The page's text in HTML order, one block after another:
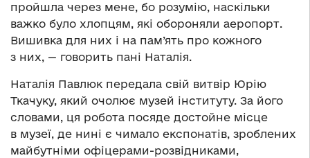
пройшла через мене, бо розумію, наскільки
важко було хлопцям, які обороняли аеропорт.
Вишивка для них і на пам’ять про кожного
з них, — говорить пані Наталія.
Наталія Павлюк передала свій витвір Юрію
Ткачуку, який очолює музей інституту. За його
словами, ця робота посяде достойне місце
в музеї, де нині є чимало експонатів, зроблених
майбутніми офіцерами-розвідниками,